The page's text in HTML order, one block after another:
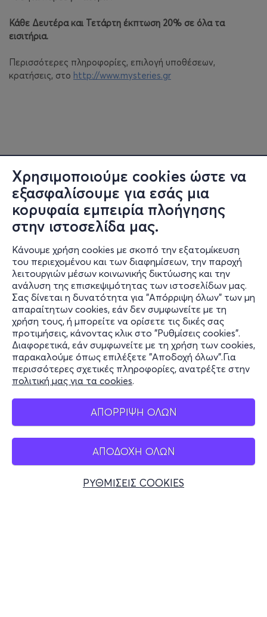
Χρησιμοποιούμε cookies ώστε να
εξασφαλίσουμε για εσάς μια
κορυφαία εμπειρία πλοήγησης
στην ιστοσελίδα μας.
Κάνουμε χρήση cookies με σκοπό την εξατομίκευση
του περιεχομένου και των διαφημίσεων, την παροχή
λειτουργιών μέσων κοινωνικής δικτύωσης και την
ανάλυση της επισκεψιμότητας των ιστοσελίδων μας.
Σας δίνεται η δυνατότητα για "Απόρριψη όλων" των μη
απαραίτητων cookies, εάν δεν συμφωνείτε με τη
χρήση τους, ή μπορείτε να ορίσετε τις δικές σας
προτιμήσεις, κάνοντας κλικ στο "Ρυθμίσεις cookies".
Διαφορετικά, εάν συμφωνείτε με τη χρήση των cookies,
παρακαλούμε όπως επιλέξετε "Αποδοχή όλων".Για
περισσότερες σχετικές πληροφορίες, ανατρέξτε στην
πολιτική μας για τα cookies.
ΑΠΟΡΡΙΨΗ ΟΛΩΝ
ΑΠΟΔΟΧΗ ΟΛΩΝ
ΡΥΘΜΙΣΕΙΣ COOKIES
Κάθε Δευτέρα και Τετάρτη έκπτωση 20% σε όλα τα
εισιτήρια.
Περισσότερες πληροφορίες, επιλογή υποθέσεων,
κρατήσεις, στο http://www.mysteries.gr
Πληροφορίες
Υποστήριξη
Stay Connected
Mobile app